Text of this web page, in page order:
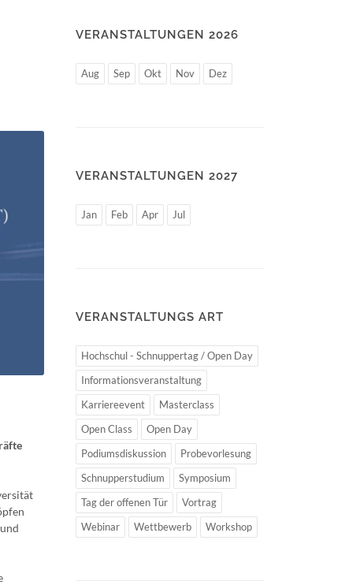
VERANSTALTUNGEN 2026
Aug Sep Okt Nov Dez
VERANSTALTUNGEN 2027
Jan Feb Apr Jul
VERANSTALTUNGS ART
Hochschul - Schnuppertag / Open Day
Informationsveranstaltung
Karriereevent
Masterclass
Open Class
Open Day
Podiumsdiskussion
Probevorlesung
Schnupperstudium
Symposium
Tag der offenen Tür
Vortrag
Webinar
Wettbewerb Workshop